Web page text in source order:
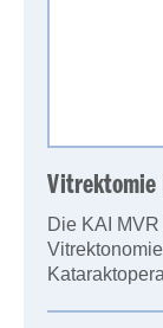
Vitrektomie
Die KAI